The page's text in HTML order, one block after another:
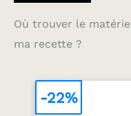
Où trouver le
ma recette ?
-22%